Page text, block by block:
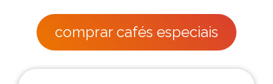
comprar cafés especiais